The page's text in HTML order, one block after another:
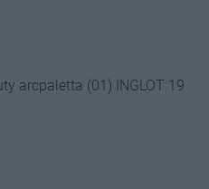
arcpaletta (01) INGLOT 19